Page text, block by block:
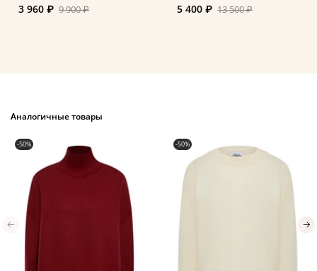
3 960 ₽ 9 900 ₽ 5 400 ₽ 13 500 ₽
Аналогичные товары
-50% -50%